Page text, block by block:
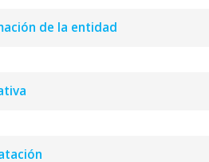
de la entidad